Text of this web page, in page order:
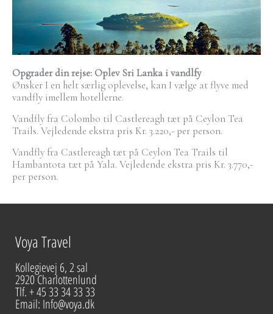
Opgrader din rejse: Oplev Sri Lanka i vandlfy
Ønsker I en helt særlig oplevelse, kan I vælge at flyve med
vandfly imellem hotellerne.
Vandfly fra Colombo til Castlereagh tæt på Ceylon Tea
Trails. Vejledende ekstra pris Kr. 3.220,- per person.
Vandfly fra Castlereagh tæt på Ceylon Tea Trails til
Hambantota tæt på Yala. Vejledende ekstra pris Kr. 3.770,-
per person.
Voya Travel
Kollegievej 6, 2 sal
2920 Charlottenlund
Tlf. + 45 33 34 33 33
Email: Info@voya.dk